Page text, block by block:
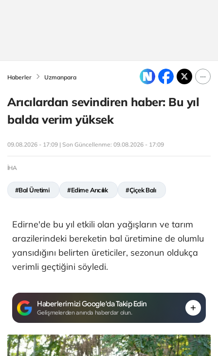
Haberler Uzmanpara
Arıcılardan sevindiren haber: Bu yıl
balda verim yüksek
09.08.2026 - 17:09 | Son Güncellenme: 09.08.2026 - 17:09
İHA
#Bal Üretimi #Edirne Arıcılık #Çiçek Balı
Edirne'de bu yıl etkili olan yağışların ve tarım
arazilerindeki bereketin bal üretimine de olumlu
yansıdığını belirten üreticiler, sezonun oldukça
verimli geçtiğini söyledi.
Haberlerimizi Google'da Takip Edin
Gelişmelerden anında haberdar olun.